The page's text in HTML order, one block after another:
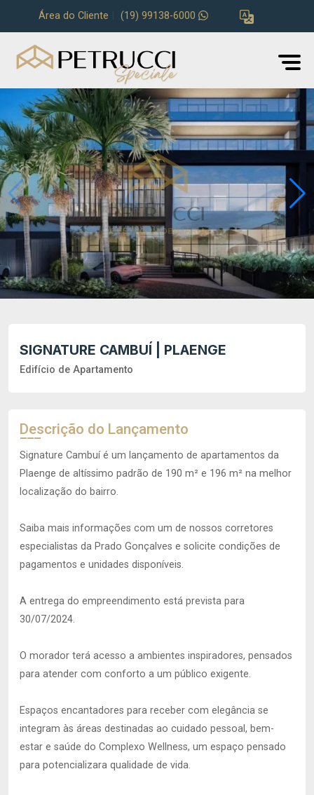
Área do Cliente (19) 99138-6000
SIGNATURE CAMBUÍ | PLAENGE
Edifício de Apartamento
Descrição do Lançamento
Signature Cambuí é um lançamento de apartamentos da
Plaenge de altíssimo padrão de 190 m² e 196 m² na melhor
localização do bairro.
Saiba mais informações com um de nossos corretores
especialistas da Prado Gonçalves e solicite condições de
pagamentos e unidades disponíveis.
A entrega do empreendimento está prevista para
30/07/2024.
O morador terá acesso a ambientes inspiradores, pensados
para atender com conforto a um público exigente.
Espaços encantadores para receber com elegância se
integram às áreas destinadas ao cuidado pessoal, bem-
estar e saúde do Complexo Wellness, um espaço pensado
para potencializara qualidade de vida.